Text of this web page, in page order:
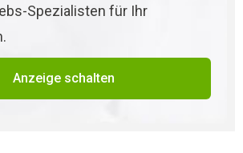
Spezialisten für Ihr
Anzeige schalten